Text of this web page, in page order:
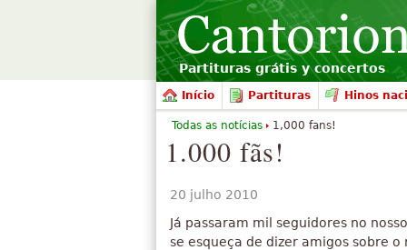
Partituras grátis y concertos
Início Partituras Hinos
1.000 fãs!
20 julho 2010
Já passaram mil seguidores no nosso
se esqueça de dizer amigos sobre
Todas as notícias 1,000 fans!